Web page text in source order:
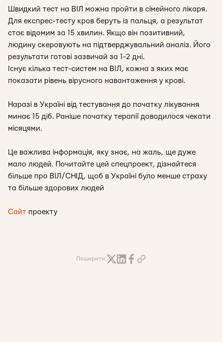
Швидкий тест на ВІЛ можна пройти в сімейного лікаря.
Для експрес-тесту кров беруть із пальця, а результат
стає відомим за 15 хвилин. Якщо він позитивний,
людину скеровують на підтверджувальний аналіз. Його
результати готові зазвичай за 1-2 дні.
Існує кілька тест-систем на ВІЛ, кожна з яких має
показати рівень вірусного навантаження у крові.
Наразі в Україні від тестування до початку лікування
минає 15 діб. Раніше початку терапії доводилося чекати
місяцями.
Це важлива інформація, яку знає, на жаль, ще дуже
мало людей. Почитайте цей спецпроект, дізнайтеся
більше про ВІЛ/СНІД, щоб в Україні було менше страху
та більше здорових людей
Сайт проекту
Поширити: